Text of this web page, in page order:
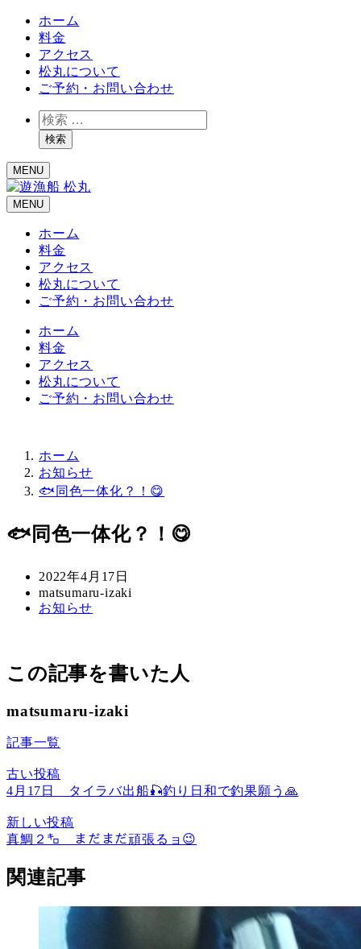
ホーム
料金
アクセス
松丸について
ご予約・お問い合わせ
検
索検索
MENU
MENU
ホーム
料金
アクセス
松丸について
ご予約・お問い合わせ
ホーム
料金
アクセス
松丸について
ご予約・お問い合わせ
ホーム
お知らせ
🐟同色一体化？！😋
🐟同色一体化？！😋
投
稿
日
2022年4月17日
著
者
matsumaru-izaki
カ
ー
お知らせ
この記事を書いた人
matsumaru-izaki
記事一覧
古い投稿
4月17日 タイラバ出船🎣釣り日和で釣果願う🙏
新しい投稿
真鯛２㌔ まだまだ頑張るョ😉
関連記事